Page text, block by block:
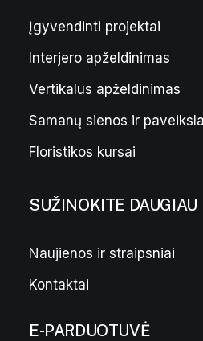
Kreminių žvakių
Įgyvendinti projektai
Interjero apželdinimas
Vertikalus apželdinimas
Samanų sienos ir
Floristikos kursai
SUŽINOKITE DAUGIAU
Naujienos ir straipsniai
Kontaktai
E-PARDUOTUVĖ